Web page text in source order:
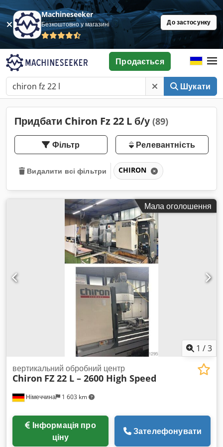
Machineseeker
Безкоштовно у магазині До застосунку
Шукати
Продається
Придбати Chiron Fz 22 L б/у (89)
Фільтр Релевантність
Видалити всі фільтри CHIRON
Мала оголошення
1 /3
Німеччина 1 603 km
вертикальний обробний центр
Chiron FZ 22 L – 2600 High Speed
ціну
Зателефонувати